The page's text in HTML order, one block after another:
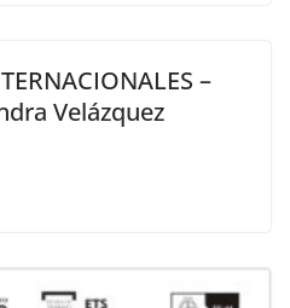
–
Velázquez